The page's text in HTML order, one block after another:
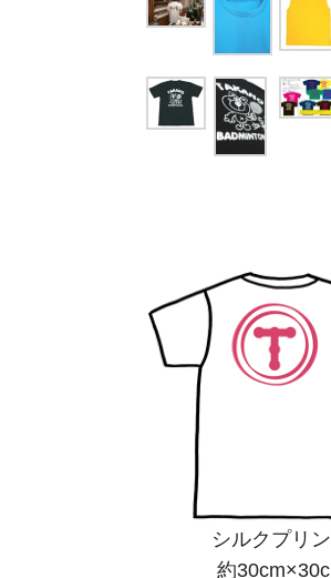
シルクプリ
約